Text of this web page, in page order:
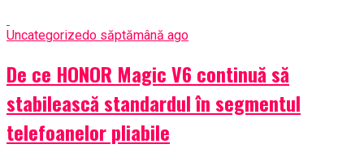
Uncategorizedo săptămână ago
De ce HONOR Magic V6 continuă să
stabilească standardul în segmentul
telefoanelor pliabile